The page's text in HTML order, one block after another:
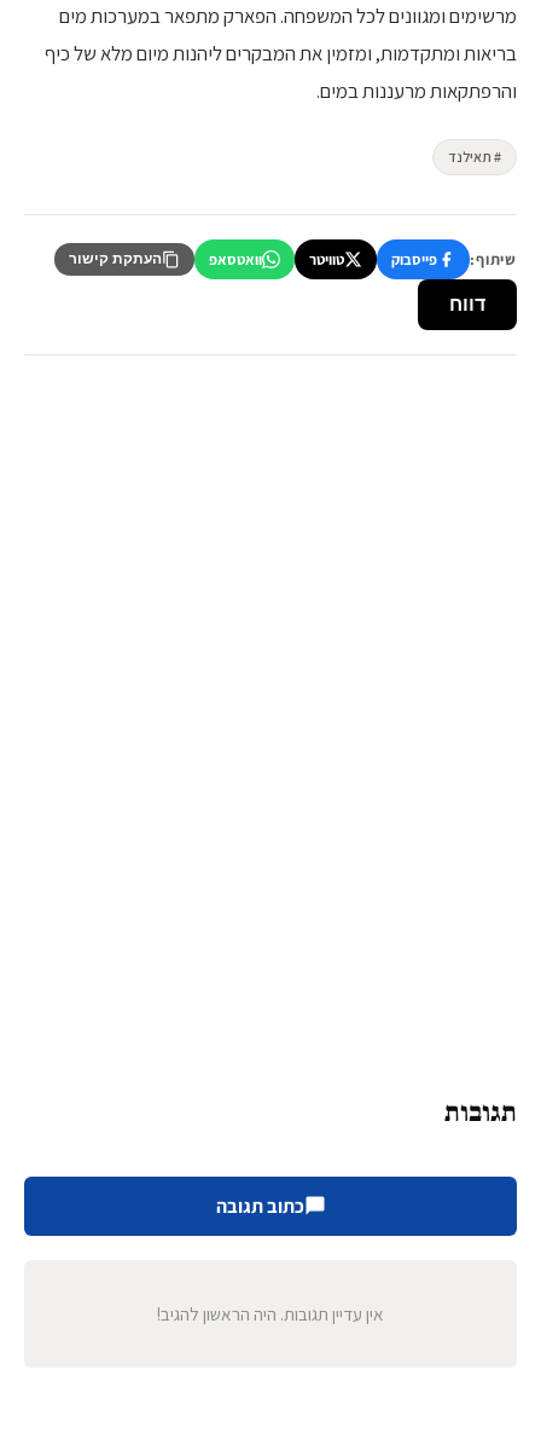
מרשימים ומגוונים לכל המשפחה. הפארק מתפאר במערכות מים
בריאות ומתקדמות, ומזמין את המבקרים ליהנות מיום מלא של כיף
והרפתקאות מרעננות במים.
# תאילנד
שיתוף: פייסבוק טוויטר וואטסאפ העתקת קישור
דווח
תגובות
כתוב תגובה
אין עדיין תגובות. היה הראשון להגיב!